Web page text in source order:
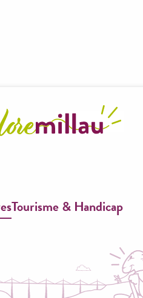
de Millau en Bécasine
(1)
du Causse Noir
de Compeyre
Tourisme & Handicap